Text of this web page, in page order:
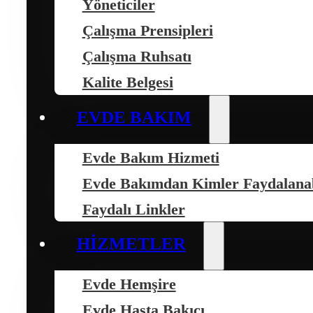
Yöneticiler
Çalışma Prensipleri
Çalışma Ruhsatı
Kalite Belgesi
EVDE BAKIM
Evde Bakım Hizmeti
Evde Bakımdan Kimler
Faydalı Linkler
HIZMETLER
Evde Hemşire